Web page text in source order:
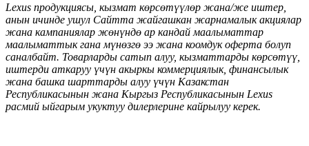
Lexus продукциясы, кызмат көрсөтүүлөр жана/же иштер,
анын ичинде ушул Сайтта жайгашкан жарнамалык акциялар
жана кампаниялар жөнүндө ар кандай маалыматтар
маалыматтык гана мүнөзгө ээ жана коомдук оферта болуп
саналбайт. Товарларды сатып алуу, кызматтарды көрсөтүү,
иштерди аткаруу үчүн акыркы коммерциялык, финансылык
жана башка шарттарды алуу үчүн Казакстан
Республикасынын жана Кыргыз Республикасынын Lexus
расмий ыйгарым укуктуу дилерлерине кайрылуу керек.